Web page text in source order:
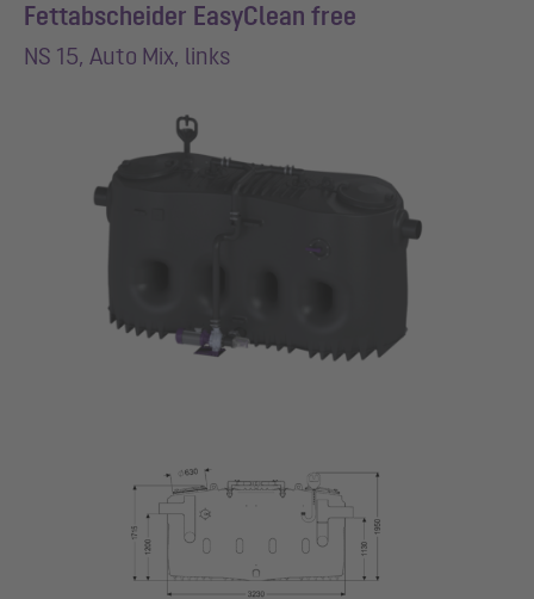
Fettabscheider EasyClean free
NS 15, Auto Mix, links